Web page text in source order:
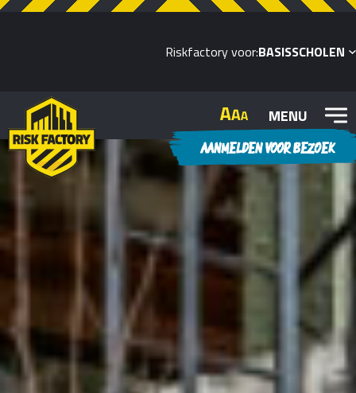
Riskfactory voor:BASISSCHOLEN
AANMELDEN VOOR BEZOEK
MENU